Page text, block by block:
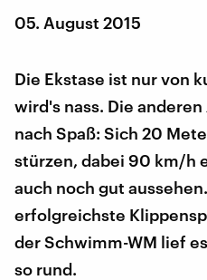
05. August 2015
Die Ekstase ist nur von
wird's nass. Die
nach Spaß: Sich 20
stürzen, dabei 90 km/h
auch noch gut
erfolgreichste
der Schwimm-WM lief
so rund.